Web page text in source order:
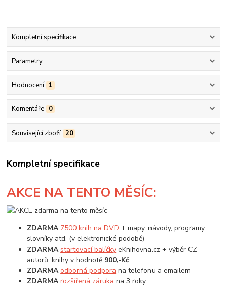
Kompletní specifikace
Parametry
Hodnocení 1
Komentáře 0
Související zboží 20
Kompletní specifikace
AKCE NA TENTO MĚSÍC:
ZDARMA 7500 knih na DVD + mapy, návody, programy,
slovníky atd. (v elektronické podobě)
ZDARMA startovací balíčky eKnihovna.cz + výběr CZ
autorů, knihy v hodnotě 900,-Kč
ZDARMA odborná podpora na telefonu a emailem
ZDARMA rozšířená záruka na 3 roky